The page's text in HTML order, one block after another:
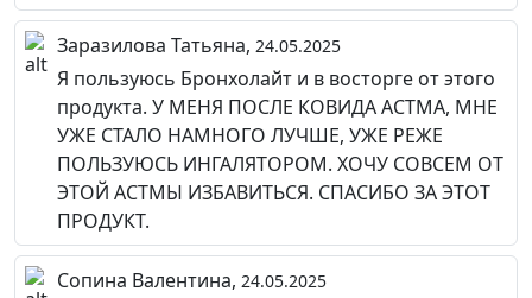
Заразилова Татьяна, 24.05.2025
Я пользуюсь Бронхолайт и в восторге от этого
продукта. У МЕНЯ ПОСЛЕ КОВИДА АСТМА, МНЕ
УЖЕ СТАЛО НАМНОГО ЛУЧШЕ, УЖЕ РЕЖЕ
ПОЛЬЗУЮСЬ ИНГАЛЯТОРОМ. ХОЧУ СОВСЕМ ОТ
ЭТОЙ АСТМЫ ИЗБАВИТЬСЯ. СПАСИБО ЗА ЭТОТ
ПРОДУКТ.
Сопина Валентина, 24.05.2025